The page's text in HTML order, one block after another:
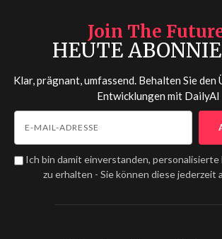
Join The
HEUTE
Klar, prägnant, umfassend. Behalten Sie den
Entwicklungen mit DailyAI
Ich bin damit einverstanden, personalisierte
zu erhalten - Sie können diese jederzeit